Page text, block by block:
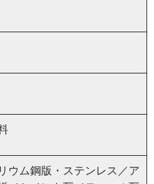
ウム鋼版・ステンレス／ア